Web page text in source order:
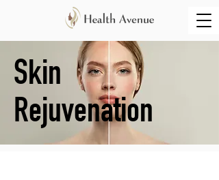
Skin
Rejuvenation